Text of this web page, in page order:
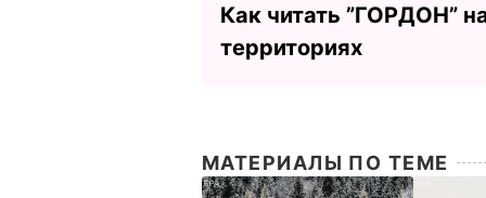
Как читать ”ГОРДОН”
территориях
МАТЕРИАЛЫ ПО ТЕМЕ